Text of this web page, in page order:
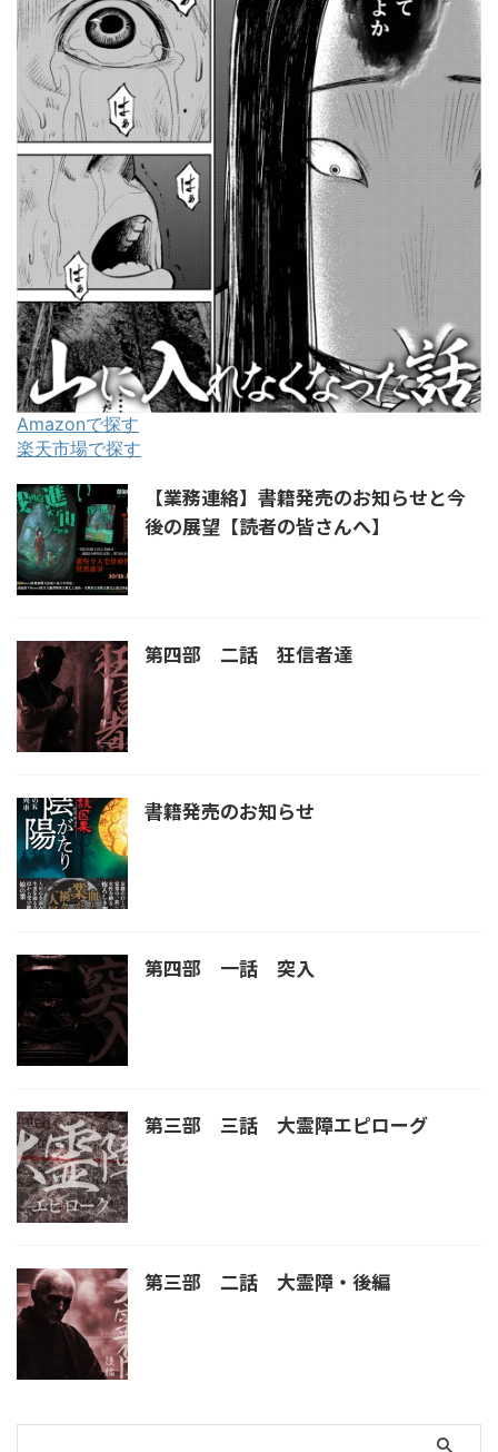
Amazonで探す
楽天市場で探す
【業務連絡】書籍発売のお知らせと今
後の展望【読者の皆さんへ】
第四部 二話 狂信者達
書籍発売のお知らせ
第四部 一話 突入
第三部 三話 大霊障エピローグ
第三部 二話 大霊障・後編